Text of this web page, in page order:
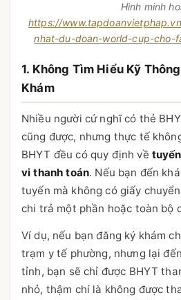
Hình minh
https://
nhat-du-doan-world-cup-cho-
1. Không Tìm Hiểu Kỹ
Khám
Nhiều người cứ nghĩ có thẻ
cũng được, nhưng thực tế
BHYT đều có quy định về
vi thanh toán. Nếu bạn đến
tuyến mà không có giấy
chi trả một phần hoặc toàn bộ
Ví dụ, nếu bạn đăng ký khám
trạm y tế phường, nhưng lại
tỉnh, bạn sẽ chỉ được BHYT
nhỏ, thậm chí là không được